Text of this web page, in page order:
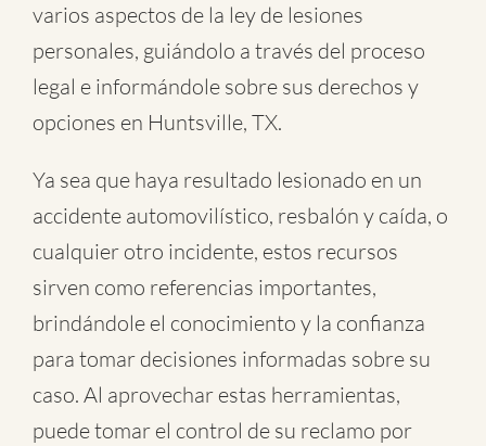
varios aspectos de la ley de lesiones
personales, guiándolo a través del proceso
legal e informándole sobre sus derechos y
opciones en Huntsville, TX.
Ya sea que haya resultado lesionado en un
accidente automovilístico, resbalón y caída, o
cualquier otro incidente, estos recursos
sirven como referencias importantes,
brindándole el conocimiento y la confianza
para tomar decisiones informadas sobre su
caso. Al aprovechar estas herramientas,
puede tomar el control de su reclamo por